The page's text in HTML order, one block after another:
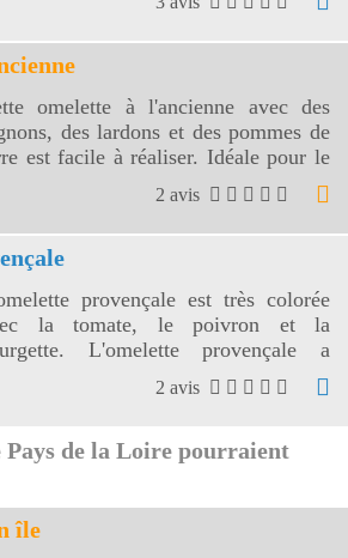
omelette à l'ancienne avec des
des lardons et des pommes de
est facile à réaliser. Idéale pour le
cette omelette à l'ancienne sera
d'une salade verte.
2 avis
provençale est très colorée
la tomate, le poivron et la
L'omelette provençale a
les saveurs de la Méditerranée !
2 avis
Pays de la Loire pourraient
île